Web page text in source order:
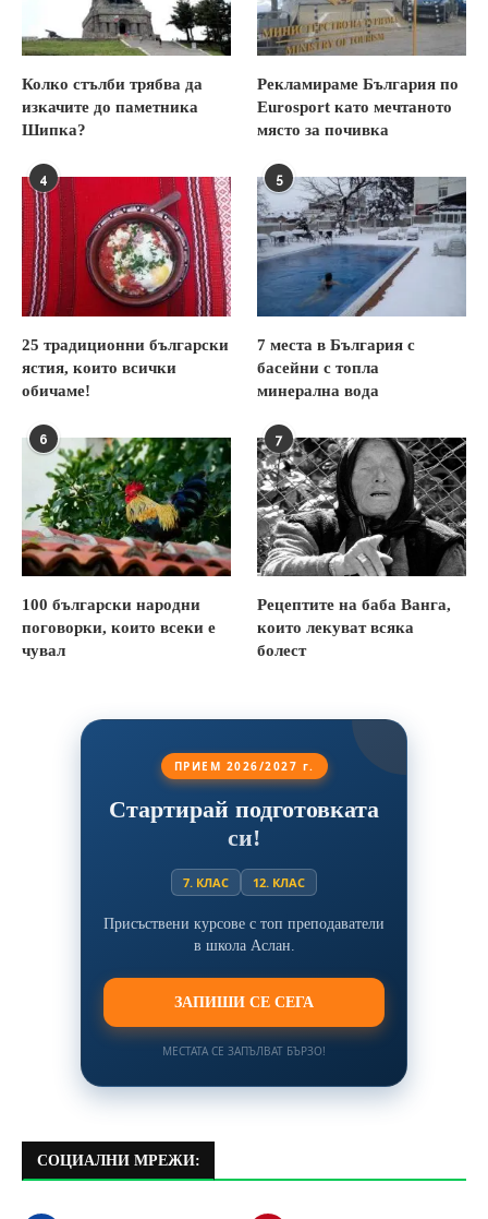
Колко стълби трябва да
изкачите до паметника
Шипка?
Рекламираме България по
Eurosport като мечтаното
място за почивка
4
25 традиционни български
ястия, които всички
обичаме!
5
7 места в България с
басейни с топла
минерална вода
6
100 български народни
поговорки, които всеки е
чувал
7
Рецептите на баба Ванга,
които лекуват всяка
болест
ПРИЕМ 2026/2027 г.
Стартирай подготовката
си!
7. КЛАС 12. КЛАС
Присъствени курсове с топ преподаватели
в школа Аслан.
ЗАПИШИ СЕ СЕГА
МЕСТАТА СЕ ЗАПЪЛВАТ БЪРЗО!
СОЦИАЛНИ МРЕЖИ: